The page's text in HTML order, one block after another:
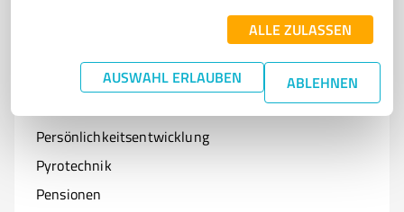
ALLE ZULASSEN
AUSWAHL ERLAUBEN ABLEHNEN
Branchen mit P
Persönlichkeitsentwicklung
Pyrotechnik
Pensionen